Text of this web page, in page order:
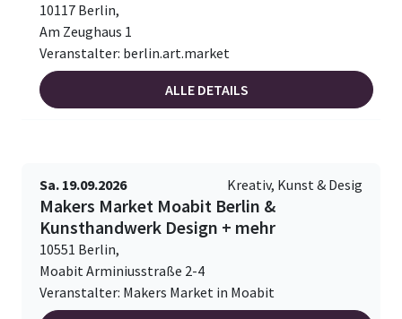
10117 Berlin,
Am Zeughaus 1
Veranstalter: berlin.art.market
ALLE DETAILS
Sa. 19.09.2026 Kreativ, Kunst & Desig
Makers Market Moabit Berlin &
Kunsthandwerk Design + mehr
10551 Berlin,
Moabit Arminiusstraße 2-4
Veranstalter: Makers Market in Moabit